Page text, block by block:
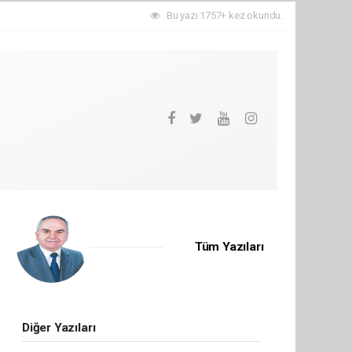
Bu yazı 1757+ kez okundu.
Tüm Yazıları
Diğer Yazıları